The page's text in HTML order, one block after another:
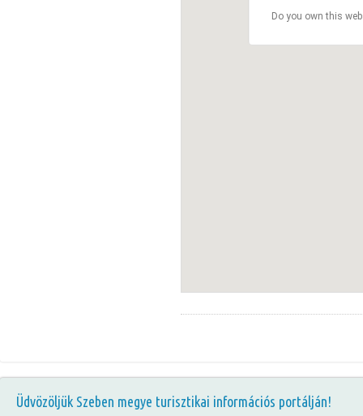
Do you own this
Üdvözöljük Szeben megye turisztikai információs portálján!